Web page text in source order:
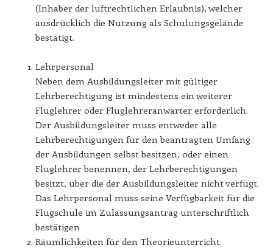
(Inhaber der luftrechtlichen Erlaubnis), welcher
ausdrücklich die Nutzung als Schulungsgelände
bestätigt.
Lehrpersonal
Neben dem Ausbildungsleiter mit gültiger
Lehrberechtigung ist mindestens ein weiterer
Fluglehrer oder Fluglehreranwärter erforderlich.
Der Ausbildungsleiter muss entweder alle
Lehrberechtigungen für den beantragten Umfang
der Ausbildungen selbst besitzen, oder einen
Fluglehrer benennen, der Lehrberechtigungen
besitzt, über die der Ausbildungsleiter nicht verfügt.
Das Lehrpersonal muss seine Verfügbarkeit für die
Flugschule im Zulassungsantrag unterschriftlich
bestätigen
Räumlichkeiten für den Theorieunterricht